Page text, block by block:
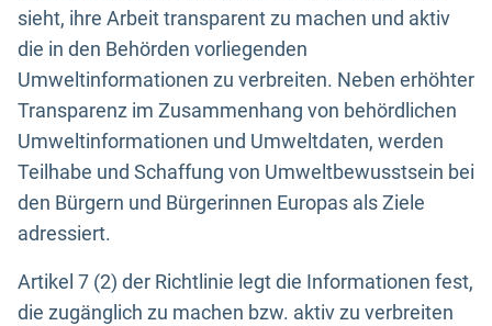
sieht, ihre Arbeit transparent zu machen und aktiv
die in den Behörden vorliegenden
Umweltinformationen zu verbreiten. Neben erhöhter
Transparenz im Zusammenhang von behördlichen
Umweltinformationen und Umweltdaten, werden
Teilhabe und Schaffung von Umweltbewusstsein bei
den Bürgern und Bürgerinnen Europas als Ziele
adressiert.
Artikel 7 (2) der Richtlinie legt die Informationen fest,
die zugänglich zu machen bzw. aktiv zu verbreiten